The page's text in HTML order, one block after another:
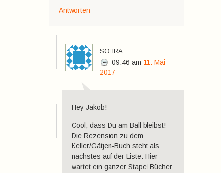
Antworten
sohra
09:46 am 11. Mai
2017
Hey Jakob!
Cool, dass Du am Ball bleibst!
Die Rezension zu dem
Keller/Gätjen-Buch steht als
nächstes auf der Liste. Hier
wartet ein ganzer Stapel Bücher